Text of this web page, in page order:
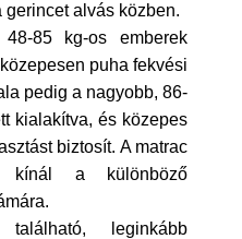
gerincet alvás közben.
85 kg-os emberek
puha fekvési
pedig a nagyobb, 86-
kialakítva, és közepes
biztosít. A matrac
kínál a különböző
leginkább